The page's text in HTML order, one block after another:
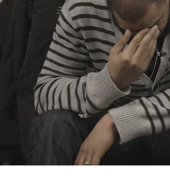
veranstaltungen
shop
fragen & hilfe
unterstützen
genossenschaft